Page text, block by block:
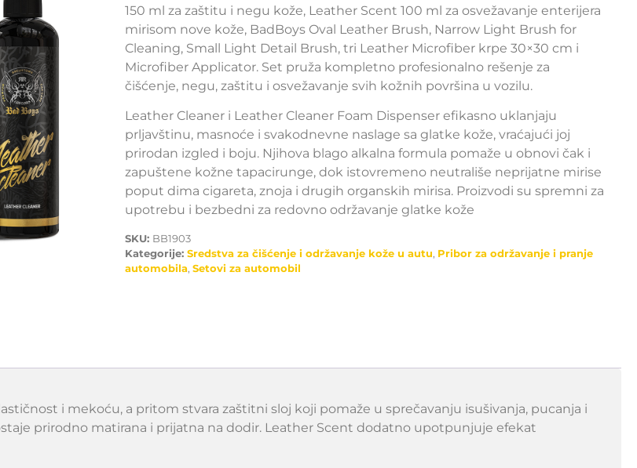
150 ml za zaštitu i negu kože, Leather Scent 100 ml za osvežavanje enterijera
mirisom nove kože, BadBoys Oval Leather Brush, Narrow Light Brush for
Cleaning, Small Light Detail Brush, tri Leather Microfiber krpe 30×30 cm i
Microfiber Applicator. Set pruža kompletno profesionalno rešenje za
čišćenje, negu, zaštitu i osvežavanje svih kožnih površina u vozilu.
Leather Cleaner i Leather Cleaner Foam Dispenser efikasno uklanjaju
prljavštinu, masnoće i svakodnevne naslage sa glatke kože, vraćajući joj
prirodan izgled i boju. Njihova blago alkalna formula pomaže u obnovi čak i
zapuštene kožne tapacirunge, dok istovremeno neutrališe neprijatne mirise
poput dima cigareta, znoja i drugih organskih mirisa. Proizvodi su spremni za
upotrebu i bezbedni za redovno održavanje glatke kože
SKU: BB1903
Kategorije: Sredstva za čišćenje i održavanje kože u autu, Pribor za održavanje i pranje
automobila, Setovi za automobil
i mekoću, a pritom stvara zaštitni sloj koji pomaže u sprečavanju isušivanja, pucanja i
prirodno matirana i prijatna na dodir. Leather Scent dodatno upotpunjuje efekat